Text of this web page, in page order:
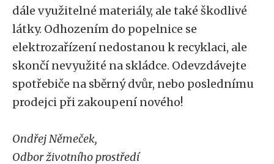
dále využitelné materiály, ale také škodlivé
látky. Odhozením do popelnice se
elektrozařízení nedostanou k recyklaci, ale
skončí nevyužité na skládce. Odevzdávejte
spotřebiče na sběrný dvůr, nebo poslednímu
prodejci při zakoupení nového!
Ondřej Němeček,
Odbor životního prostředí